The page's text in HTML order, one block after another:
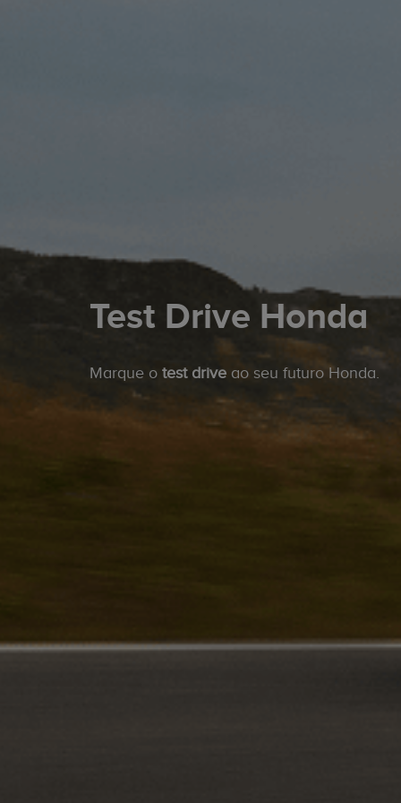
Test Drive Honda
Marque o test drive ao seu futuro Honda.